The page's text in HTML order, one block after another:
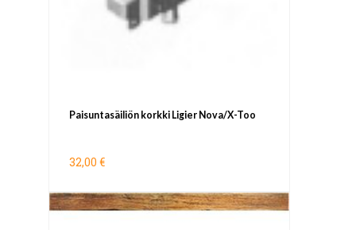
Paisuntasäiliön korkki Ligier Nova/X-Too
32,00 €